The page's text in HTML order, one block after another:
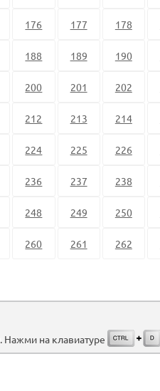
176 177 178
188 189 190
200 201 202
212 213 214
224 225 226
236 237 238
248 249 250
260 261 262
. Нажми на клавиатуре